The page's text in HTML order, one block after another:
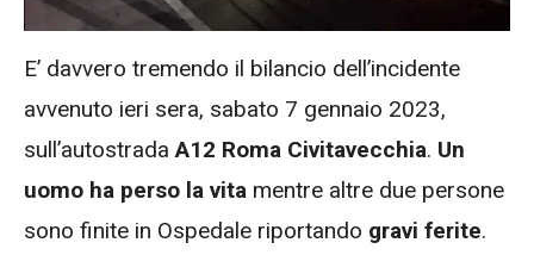
E’ davvero tremendo il bilancio dell’incidente
avvenuto ieri sera, sabato 7 gennaio 2023,
sull’autostradaA12 Roma Civitavecchia. Un
uomo ha perso la vita mentre altre due persone
sono finite in Ospedale riportando gravi ferite.